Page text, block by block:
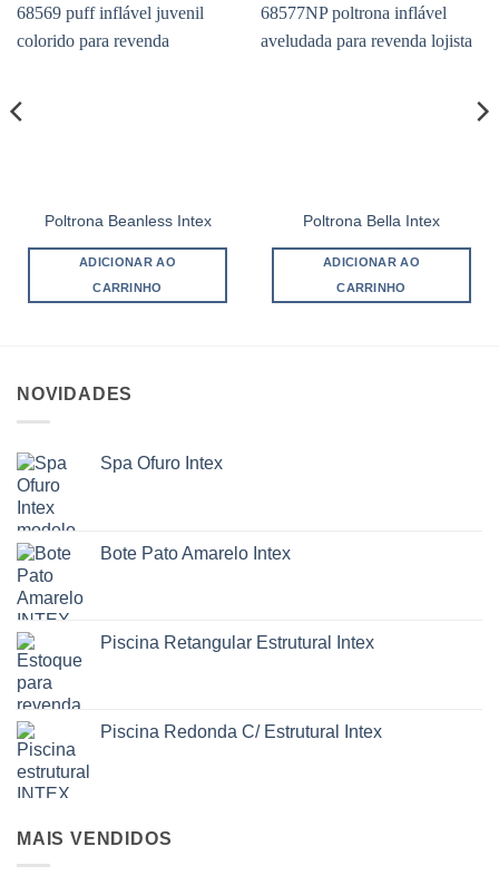
Poltrona Beanless Intex
ADICIONAR AO
CARRINHO
Poltrona Bella Intex
ADICIONAR AO
CARRINHO
NOVIDADES
Spa Ofuro Intex
Bote Pato Amarelo Intex
Piscina Retangular Estrutural Intex
Piscina Redonda C/ Estrutural Intex
MAIS VENDIDOS